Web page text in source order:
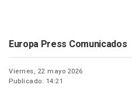
Europa Press Comunicados
Viernes, 22 mayo 2026
Publicado: 14:21